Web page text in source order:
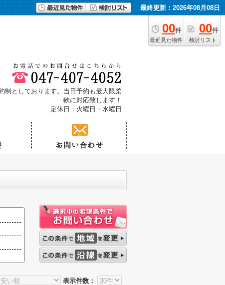
最終更新：2026年08月08日
00件
最近見た物件
00件
検討リスト
制としております。当日予約も最大限柔
軟に対応致します！
定休日：火曜日・水曜日
表示件数：